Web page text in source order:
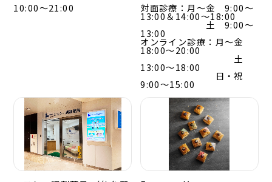
10:00～21:00
対面診療：月～金 9:00～
13:00＆14:00～18:00
土 9:00～
13:00
オンライン診療：月～金
18:00～20:00
土
13:00～18:00
日・祝
9:00～15:00